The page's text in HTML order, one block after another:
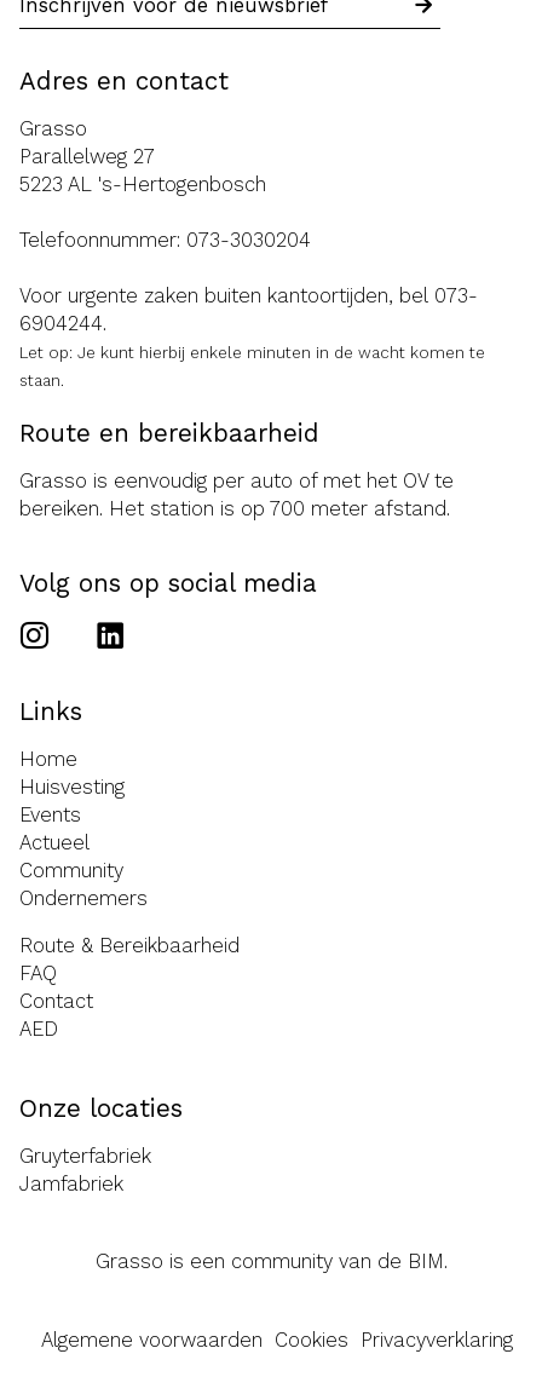
Links
Home
Huisvesting
Events
Actueel
Community
Ondernemers
Route & Bereikbaarheid
FAQ
Contact
AED
Onze locaties
Gruyterfabriek
Jamfabriek
Adres en contact
Grasso
Parallelweg 27
5223 AL 's-Hertogenbosch
Telefoonnummer: 073-3030204
Voor urgente zaken buiten kantoortijden, bel 073-
6904244.
Let op: Je kunt hierbij enkele minuten in de wacht komen te
staan.
Route en bereikbaarheid
Grasso is eenvoudig per auto of met het OV te
bereiken. Het station is op 700 meter afstand.
Volg ons op social media
Grasso is een community van de BIM .
Algemene voorwaarden Cookies Privacyverklaring